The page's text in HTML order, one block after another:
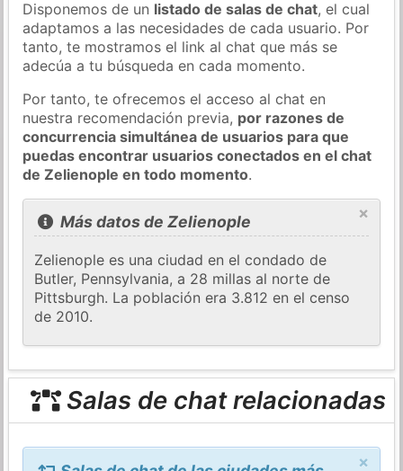
Disponemos de un listado de salas de chat, el cual
adaptamos a las necesidades de cada usuario. Por
tanto, te mostramos el link al chat que más se
adecúa a tu búsqueda en cada momento.
Por tanto, te ofrecemos el acceso al chat en
nuestra recomendación previa, por razones de
concurrencia simultánea de usuarios para que
puedas encontrar usuarios conectados en el chat
de Zelienople en todo momento.
×
Más datos de Zelienople
Zelienople es una ciudad en el condado de
Butler, Pennsylvania, a 28 millas al norte de
Pittsburgh. La población era 3.812 en el censo
de 2010.
Salas de chat relacionadas
×